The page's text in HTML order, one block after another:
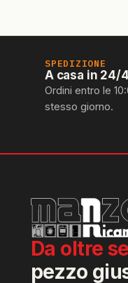
SPEDIZIONE
A casa in 24/
Ordini entro le
stesso giorno.
Da oltre
pezzo